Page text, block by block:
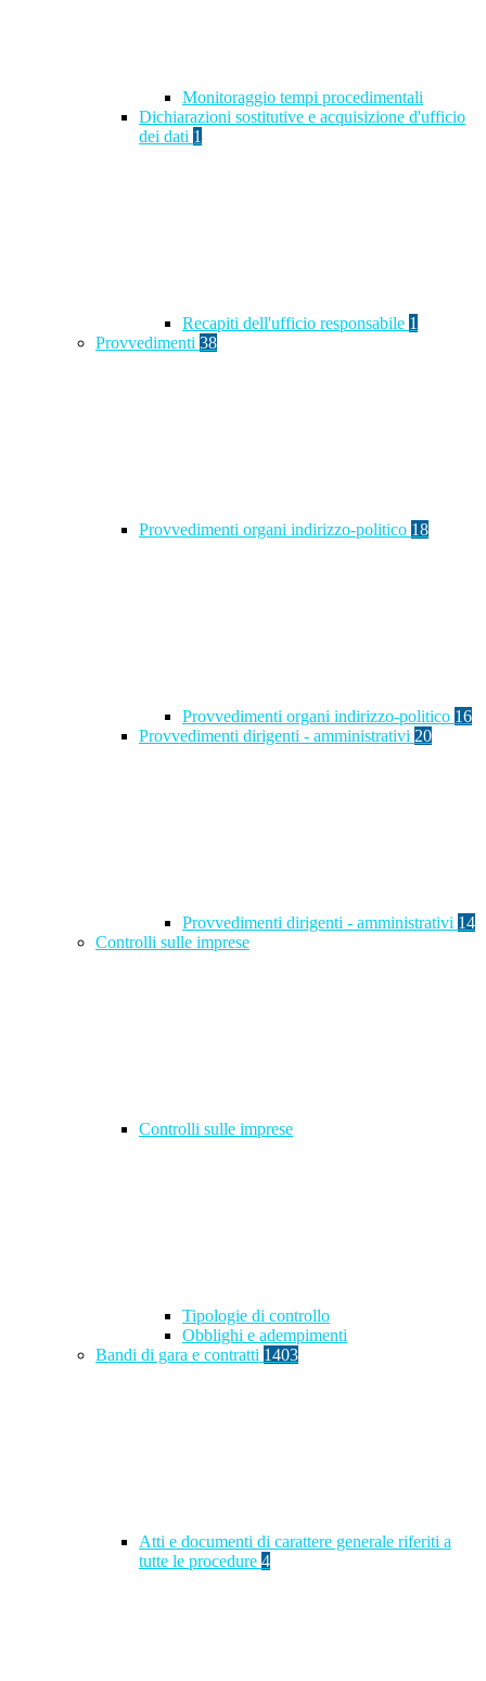
Monitoraggio tempi procedimentali
Dichiarazioni sostitutive e acquisizione d'ufficio
dei dati 1
Recapiti dell'ufficio responsabile 1
Provvedimenti 38
Provvedimenti organi indirizzo-politico 18
Provvedimenti organi indirizzo-politico 16
Provvedimenti dirigenti - amministrativi 20
Provvedimenti dirigenti - amministrativi 14
Controlli sulle imprese
Controlli sulle imprese
Tipologie di controllo
Obblighi e adempimenti
Bandi di gara e contratti 1403
Atti e documenti di carattere generale riferiti a
tutte le procedure 4